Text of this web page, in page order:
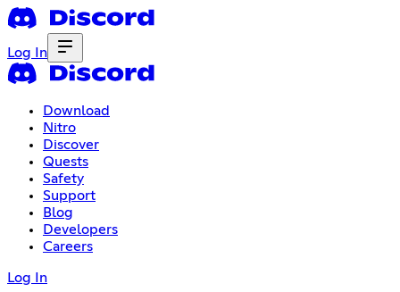
Log In
Download
Nitro
Discover
Quests
Safety
Support
Blog
Developers
Careers
Log In